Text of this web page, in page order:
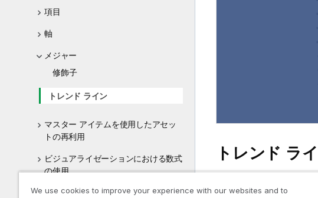
項目
軸
メジャー
修飾子
トレンド ライン
マスター アイテムを使用したアセッ
トの再利用
ビジュアライゼーションにおける数式
の使用
ビジュアライゼーションでのチャート
トレンド ラ
We use cookies to improve your experience with our websites and to